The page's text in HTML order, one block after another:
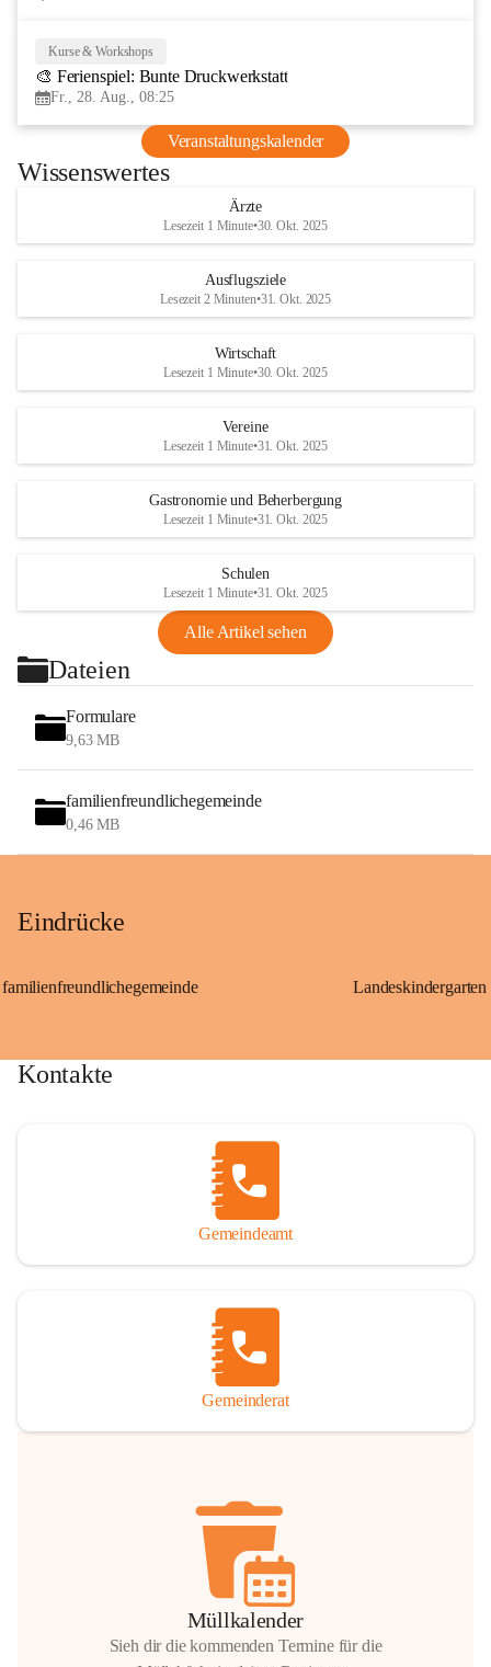
Kurse & Workshops
🎨 Ferienspiel: Bunte Druckwerkstatt
Fr., 28. Aug., 08:25
Veranstaltungskalender
Wissenswertes
Ärzte
Lesezeit 1 Minute•30. Okt. 2025
Ausflugsziele
Lesezeit 2 Minuten•31. Okt. 2025
Wirtschaft
Lesezeit 1 Minute•30. Okt. 2025
Vereine
Lesezeit 1 Minute•31. Okt. 2025
Gastronomie und Beherbergung
Lesezeit 1 Minute•31. Okt. 2025
Schulen
Lesezeit 1 Minute•31. Okt. 2025
Alle Artikel sehen
Dateien
Formulare
9,63 MB
familienfreundlichegemeinde
0,46 MB
Eindrücke
familienfreundlichegemeinde
Kontakte
Gemeindeamt
Gemeinderat
Müllkalender
Sieh dir die kommenden Termine für die